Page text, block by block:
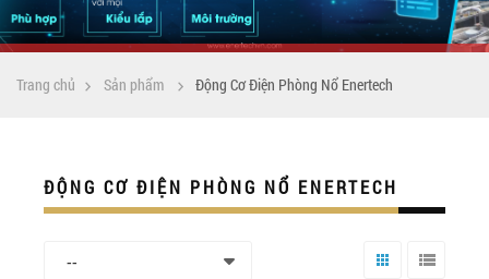
Trang chủ Sản phẩm Động Cơ Điện Phòng Nổ Enertech
ĐỘNG CƠ ĐIỆN PHÒNG NỔ ENERTECH
--